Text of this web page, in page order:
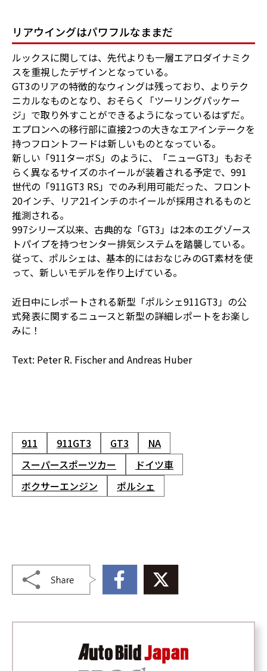
リアウイングはパワフルなままだ
ルックスに関しては、先代よりも一層エアロダイナミク
スを重視したデザインとなっている。
GT3のリアの特徴的なウィングは残っており、よりテク
ニカルなものとなり、おそらく「ツーリングパッケー
ジ」で取り外すことができるようになっているはずだ。
エプロンへの移行部に直接2つの大きなエアインテークを
持つフロントフードは新しいものとなっている。
新しい「911ターボS」のように、「ニューGT3」もおそ
らく異なるサイズのホイールが装着される予定で、991
世代の「911GT3 RS」でのみ利用可能だった、フロント
20インチ、リア21インチのホイールが採用されるものと
推測される。
997シリーズ以来、古典的な「GT3」は2本のエグゾース
トパイプを持つセンター排気システムを踏襲している。
従って、ポルシェは、基本的にはおなじみのGT素材を使
って、新しいモデルを作り上げている。
近日中にレポートされる新型「ポルシェ911GT3」の公
式発表に関するニュースと新型の詳細レポートをお楽し
みに！
Text: Peter R. Fischer and Andreas Huber
911 911GT3 GT3
NA
スーパースポーツカー
ドイツ車
ボクサーエンジン
ポルシェ